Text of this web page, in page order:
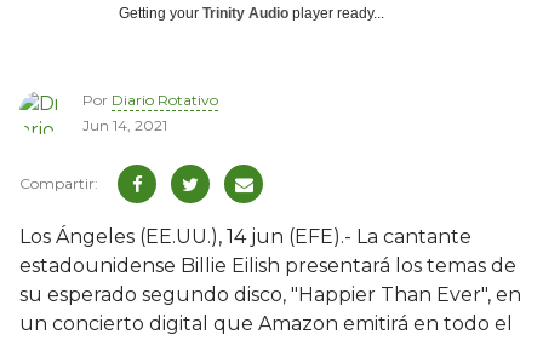
Getting your Trinity Audio player ready...
Por Diario Rotativo
Jun 14, 2021
Los Ángeles (EE.UU.), 14 jun (EFE).- La cantante
estadounidense Billie Eilish presentará los temas de
su esperado segundo disco, "Happier Than Ever", en
un concierto digital que Amazon emitirá en todo el